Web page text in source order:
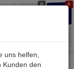
0 0
uns helfen,
Kunden den